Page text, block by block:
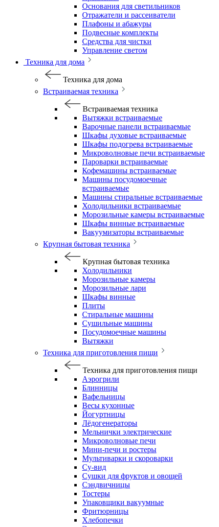
Основания для светильников
Отражатели и рассеиватели
Плафоны и абажуры
Подвесные комплекты
Средства для чистки
Управление светом
Техника для дома
Техника для дома
Встраиваемая техника
Встраиваемая техника
Вытяжки встраиваемые
Варочные панели встраиваемые
Шкафы духовые встраиваемые
Шкафы подогрева встраиваемые
Микроволновые печи встраиваемые
Пароварки встраиваемые
Кофемашины встраиваемые
Машины посудомоечные
встраиваемые
Машины стиральные встраиваемые
Холодильники встраиваемые
Морозильные камеры встраиваемые
Шкафы винные встраиваемые
Вакуумизаторы встраиваемые
Крупная бытовая техника
Крупная бытовая техника
Холодильники
Морозильные камеры
Морозильные лари
Шкафы винные
Плиты
Стиральные машины
Сушильные машины
Посудомоечные машины
Вытяжки
Техника для приготовления пищи
Техника для приготовления пищи
Аэрогрили
Блинницы
Вафельницы
Весы кухонные
Йогуртницы
Лёдогенераторы
Мельнички электрические
Микроволновые печи
Мини-печи и ростеры
Мультиварки и скороварки
Су-вид
Сушки для фруктов и овощей
Сэндвичницы
Тостеры
Упаковщики вакуумные
Фритюрницы
Хлебопечки